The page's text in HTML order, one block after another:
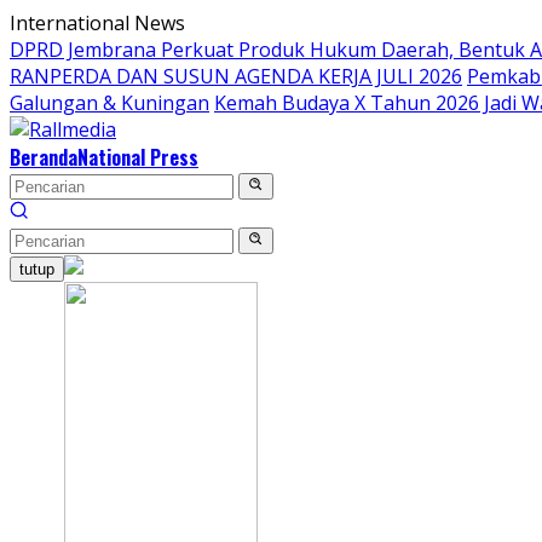
Langsung
ke
konten
International News
DPRD Jembrana Perkuat Produk Hukum Daerah, Bentuk
RANPERDA DAN SUSUN AGENDA KERJA JULI 2026
Galungan & Kuningan Kemah Budaya X Tahun 2026 Jadi
BerandaNational Press
tutup